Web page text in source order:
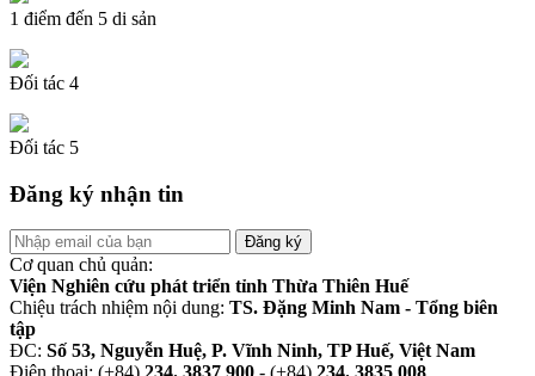
1 điểm đến 5 di sản
Đối tác 4
Đối tác 5
Đăng ký nhận tin
Cơ quan chủ quản:
Viện Nghiên cứu phát triển tỉnh Thừa Thiên Huế
Chiệu trách nhiệm nội dung: TS. Đặng Minh Nam - Tổng biên
tập
ĐC: Số 53, Nguyễn Huệ, P. Vĩnh Ninh, TP Huế, Việt Nam